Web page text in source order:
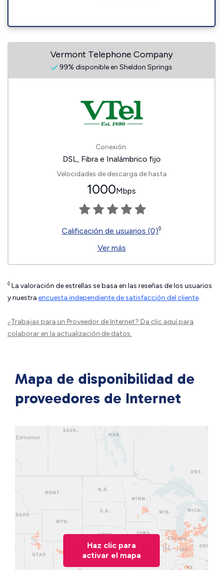
Vermont Telephone Company
99% disponible en Sheldon Springs
Conexión:
DSL, Fibra e Inalámbrico fijo
Velocidades de descarga de hasta
1000Mbps
Calificación de usuarios (0)◊
Ver más
◊ La valoración de estrellas se basa en las reseñas de los usuarios
y nuestra encuesta independiente de satisfacción del cliente.
¿Trabajas para un Proveedor de Internet? Da clic aquípara
colaborar en la actualización de datos.
Mapa de disponibilidad de
proveedores de Internet
Haz clic para
activar el mapa